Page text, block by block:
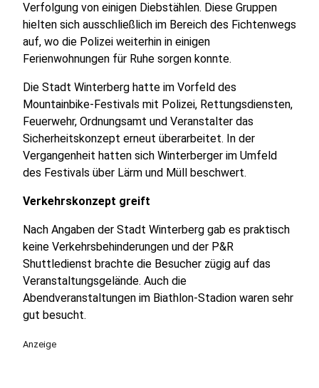
Verfolgung von einigen Diebstählen. Diese Gruppen
hielten sich ausschließlich im Bereich des Fichtenwegs
auf, wo die Polizei weiterhin in einigen
Ferienwohnungen für Ruhe sorgen konnte.
Die Stadt Winterberg hatte im Vorfeld des
Mountainbike-Festivals mit Polizei, Rettungsdiensten,
Feuerwehr, Ordnungsamt und Veranstalter das
Sicherheitskonzept erneut überarbeitet. In der
Vergangenheit hatten sich Winterberger im Umfeld
des Festivals über Lärm und Müll beschwert.
Verkehrskonzept greift
Nach Angaben der Stadt Winterberg gab es praktisch
keine Verkehrsbehinderungen und der P&R
Shuttledienst brachte die Besucher zügig auf das
Veranstaltungsgelände. Auch die
Abendveranstaltungen im Biathlon-Stadion waren sehr
gut besucht.
Anzeige